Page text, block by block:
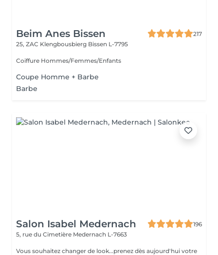
Beim Anes Bissen
217
25, ZAC Klengbousbierg Bissen L-7795
Coiffure Hommes/Femmes/Enfants
Coupe Homme + Barbe
Barbe
Salon Isabel Medernach
196
5, rue du Cimetière Medernach L-7663
Vous souhaitez changer de look...prenez dès aujourd'hui votre